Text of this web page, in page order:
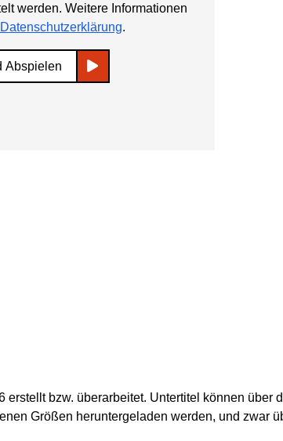
werden. Weitere Informationen
Datenschutzerklärung.
Abspielen
erstellt bzw. überarbeitet. Untertitel können über
Größen heruntergeladen werden, und zwar